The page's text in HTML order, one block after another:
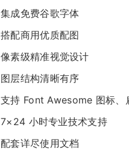
集成免费谷歌字体
搭配商用优质配图
像素级精准视觉设计
图层结构清晰有序
支持 Font Awesome 图标、
7×24 小时专业技术支持
配套详尽使用文档